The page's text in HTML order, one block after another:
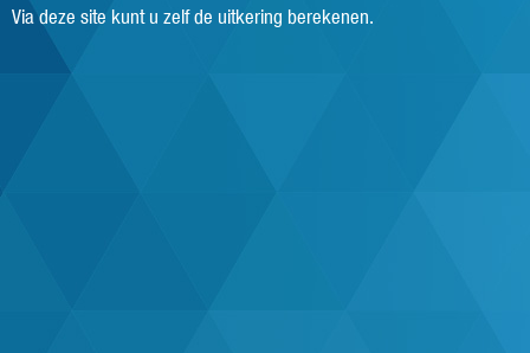
Via deze site kunt u zelf de uitkering berekenen.